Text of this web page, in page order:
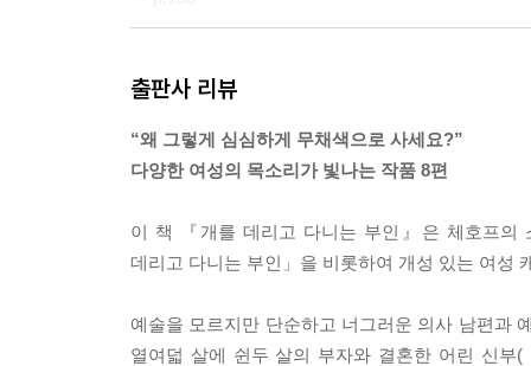
하는 쪽으로 기울고 있어요. 이런 조건들 속에서
하는 게 싫고, 하지도 않을 거예요… 아무것도 필
--- p.172
그녀는 젊고 우아하고 삶을 사랑한다. 대학을 졸
모든 게 결국 소리 없는 초원의 저택에 들어와 살
--- p.190
출판사 리뷰
“왜 그렇게 심심하게 무채색으로 사세요?”
다양한 여성의 목소리가 빛나는 작품 8편
이 책 『개를 데리고 다니는 부인』은 체호프의
데리고 다니는 부인」을 비롯하여 개성 있는 여성
예술을 모르지만 단순하고 너그러운 의사 남편과
열여덟 살에 쉰두 살의 부자와 결혼한 어린 신부